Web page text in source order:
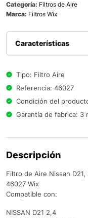
Categoría: Filtros de Aire
Marca: Filtros Wix
Características
Tipo: Filtro Aire
Referencia: 46027
Condición del
Garantía de fabrica: 3
Descripción
Filtro de Aire Nissan
46027 Wix
Compatible con:
NISSAN D21 2,4